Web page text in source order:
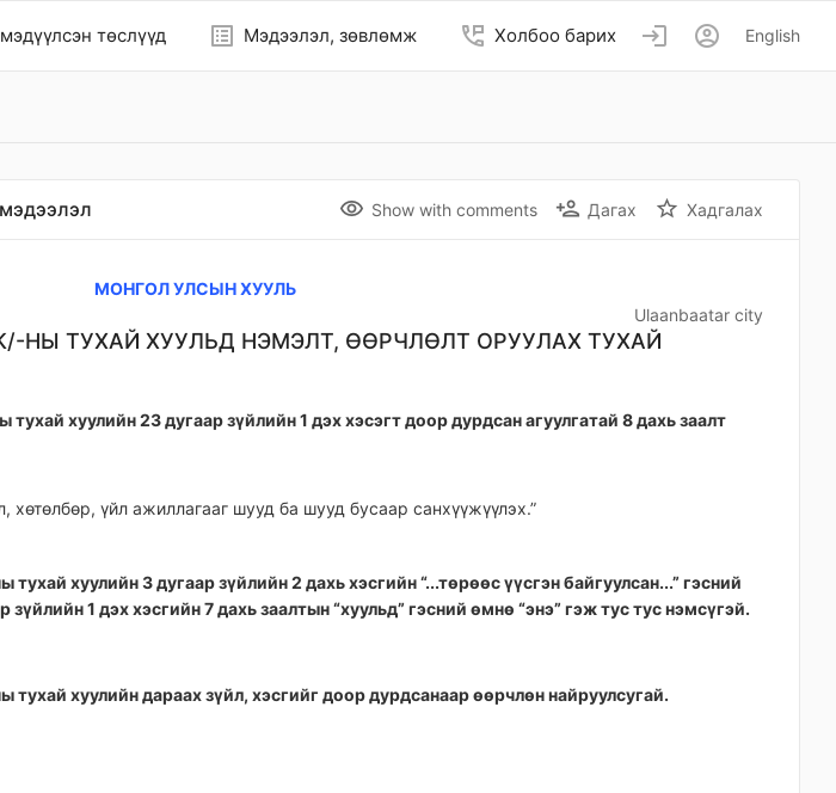
төслүүд list_alt Мэдээлэл, зөвлөмж perm_phone_msg Холбоо барих login account_circle English
remove_red_eye Show with comments person_add Дагах star_border Хадгалах
МОНГОЛ УЛСЫН ХУУЛЬ
Ulaanbaatar city
НЫ ТУХАЙ ХУУЛЬД НЭМЭЛТ, ӨӨРЧЛӨЛТ ОРУУЛАХ ТУХАЙ
хуулийн 23 дугаар зүйлийн 1 дэх хэсэгт доор дурдсан агуулгатай 8 дахь заалт
хөтөлбөр, үйл ажиллагааг шууд ба шууд бусаар санхүүжүүлэх.”
хуулийн 3 дугаар зүйлийн 2 дахь хэсгийн “...төрөөс үүсгэн байгуулсан...” гэсний
1 дэх хэсгийн 7 дахь заалтын “хуульд” гэсний өмнө “энэ” гэж тус тус нэмсүгэй.
тухай хуулийн дараах зүйл, хэсгийг доор дурдсанаар өөрчлөн найруулсугай.